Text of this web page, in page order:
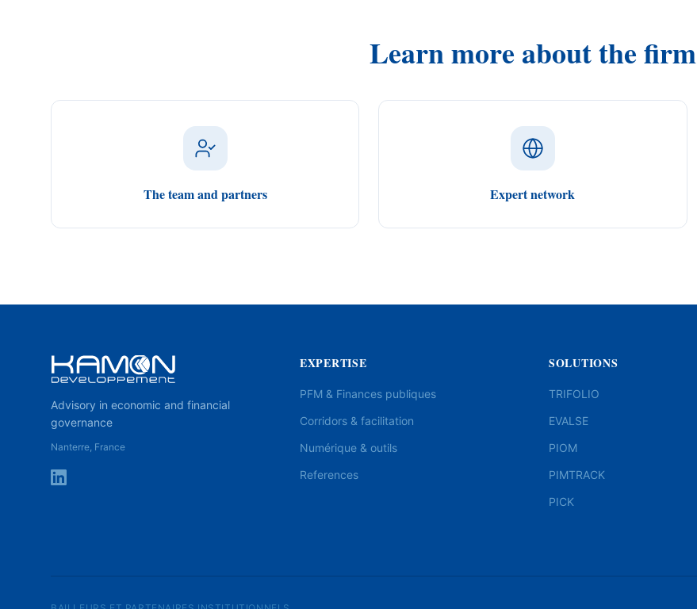
Learn more about the firm
The team and partners Expert network
Advisory in economic and financial
governance
Nanterre, France
EXPERTISE
PFM & Finances publiques
Corridors & facilitation
Numérique & outils
References
SOLUTIONS
TRIFOLIO
EVALSE
PIOM
PIMTRACK
PICK